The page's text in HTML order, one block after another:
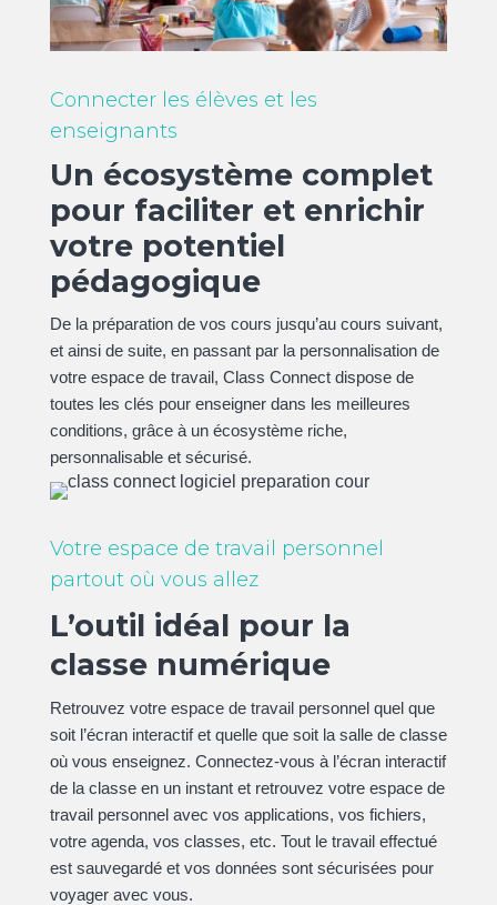
Connecter les élèves et les
enseignants
Un écosystème complet
pour faciliter et enrichir
votre potentiel
pédagogique
De la préparation de vos cours jusqu’au cours suivant,
et ainsi de suite, en passant par la personnalisation de
votre espace de travail, Class Connect dispose de
toutes les clés pour enseigner dans les meilleures
conditions, grâce à un écosystème riche,
personnalisable et sécurisé.
Votre espace de travail personnel
partout où vous allez
L’outil idéal pour la
classe numérique
Retrouvez votre espace de travail personnel quel que
soit l’écran interactif et quelle que soit la salle de classe
où vous enseignez. Connectez-vous à l’écran interactif
de la classe en un instant et retrouvez votre espace de
travail personnel avec vos applications, vos fichiers,
votre agenda, vos classes, etc. Tout le travail effectué
est sauvegardé et vos données sont sécurisées pour
voyager avec vous.